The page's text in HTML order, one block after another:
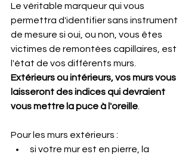
Le véritable marqueur qui vous
permettra d'identifier sans instrument
de mesure si oui, ou non, vous êtes
victimes de remontées capillaires, est
l'état de vos différents murs.
Extérieurs ou intérieurs, vos murs vous
laisseront des indices qui devraient
vous mettre la puce à l'oreille.
Pour les murs extérieurs :
si votre mur est en pierre, la